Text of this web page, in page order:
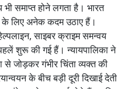
समाप्त होने लगता है। भारत
के लिए अनेक कदम उठाए हैं।
हेल्पलाइन, साइबर क्राइम समन्वय
शुरू की गई हैं। न्यायपालिका ने
से जोड़कर गंभीर चिंता व्यक्त की
के बीच बड़ी दूरी दिखाई देती